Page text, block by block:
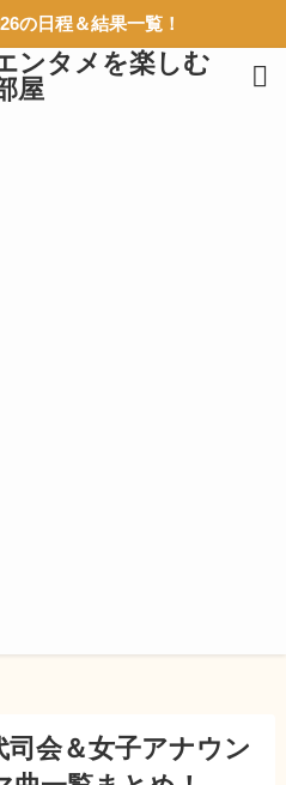
の日程＆結果一覧！
ンタメを楽しむ
屋
司会＆女子アナウン